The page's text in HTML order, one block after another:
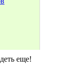
еще!